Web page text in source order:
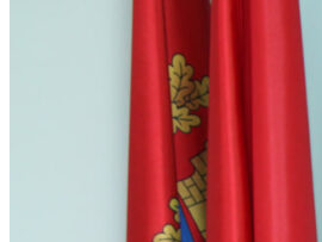
Управделами Дзержинского
Синюкович проведет выездной